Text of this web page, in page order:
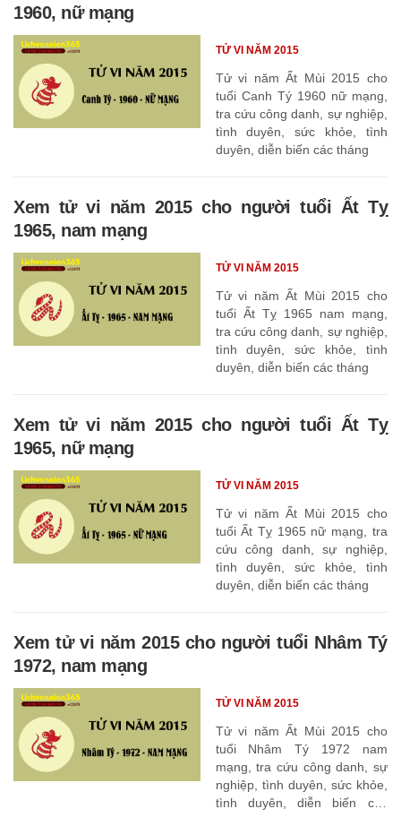
1960, nữ mạng
Tử vi năm Ất Mùi 2015 cho
tuổi Canh Tý 1960 nữ mạng,
tra cứu công danh, sự nghiệp,
tình duyên, sức khỏe, tình
duyên, diễn biến các tháng
TỬ VI NĂM 2015
Xem tử vi năm 2015 cho người tuổi Ất Tỵ
1965, nam mạng
Tử vi năm Ất Mùi 2015 cho
tuổi Ất Tỵ 1965 nam mạng,
tra cứu công danh, sự nghiệp,
tình duyên, sức khỏe, tình
duyên, diễn biến các tháng
TỬ VI NĂM 2015
Xem tử vi năm 2015 cho người tuổi Ất Tỵ
1965, nữ mạng
Tử vi năm Ất Mùi 2015 cho
tuổi Ất Tỵ 1965 nữ mạng, tra
cứu công danh, sự nghiệp,
tình duyên, sức khỏe, tình
duyên, diễn biến các tháng
TỬ VI NĂM 2015
Xem tử vi năm 2015 cho người tuổi Nhâm Tý
1972, nam mạng
Tử vi năm Ất Mùi 2015 cho
tuổi Nhâm Tý 1972 nam
mạng, tra cứu công danh, sự
nghiệp, tình duyên, sức khỏe,
tình duyên, diễn biến các
TỬ VI NĂM 2015